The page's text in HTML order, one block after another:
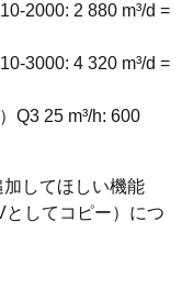
2000: 2 880 m³/d =
3000: 4 320 m³/d =
Q3 25 m³/h: 600
してほしい機能
としてコピー）につ